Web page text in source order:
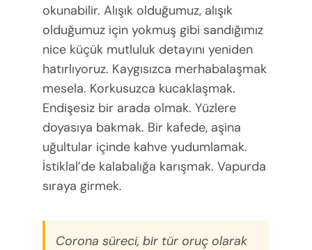
okunabilir. Alışık olduğumuz, alışık
olduğumuz için yokmuş gibi sandığımız
nice küçük mutluluk detayını yeniden
hatırlıyoruz. Kaygısızca merhabalaşmak
mesela. Korkusuzca kucaklaşmak.
Endişesiz bir arada olmak. Yüzlere
doyasıya bakmak. Bir kafede, aşina
uğultular içinde kahve yudumlamak.
İstiklal’de kalabalığa karışmak. Vapurda
sıraya girmek.
Corona süreci, bir tür oruç olarak